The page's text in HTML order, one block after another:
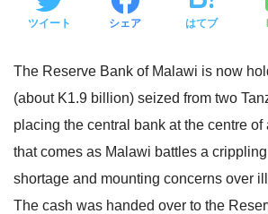
ツイート シェア はてブ
The Reserve Bank of Malawi is now
(about K1.9 billion) seized from two
placing the central bank at the centre
that comes as Malawi battles a
shortage and mounting concerns over
The cash was handed over to the